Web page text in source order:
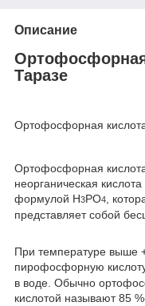
Описание
Таразе
Ортофосфорная
Ортофосфорная
неорганическая
формулой H3PO4,
представляет собой
При температуре выше
пирофосфорную
в воде. Обычно
кислотой называют 85